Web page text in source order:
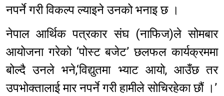
नपर्ने गरी विकल्प ल्याइने उनको भनाइ छ ।
नेपाल आर्थिक पत्रकार संघ (नाफिज)ले सोमबार
आयोजना गरेको ‘पोस्ट बजेट’ छलफल कार्यक्रममा
बोल्दै उनले भने,‘विद्युतमा भ्याट आयो, आउँछ तर
उपभोक्तालाई मार नपर्ने गरी हामीले सोचिरहेका छौं ।’